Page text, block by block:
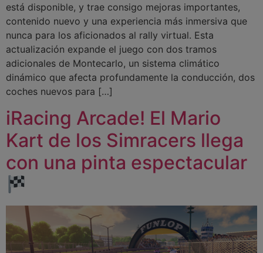
está disponible, y trae consigo mejoras importantes,
contenido nuevo y una experiencia más inmersiva que
nunca para los aficionados al rally virtual. Esta
actualización expande el juego con dos tramos
adicionales de Montecarlo, un sistema climático
dinámico que afecta profundamente la conducción, dos
coches nuevos para […]
iRacing Arcade! El Mario
Kart de los Simracers llega
con una pinta espectacular